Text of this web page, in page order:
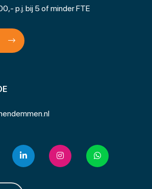
p.j. bij 5 of minder FTE